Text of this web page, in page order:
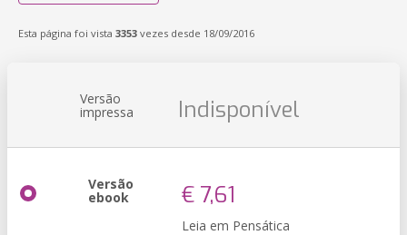
Esta página foi vista 3353 vezes desde 18/09/2016
Versão
impressa Indisponível
Versão
ebook € 7,61
Leia em Pensática